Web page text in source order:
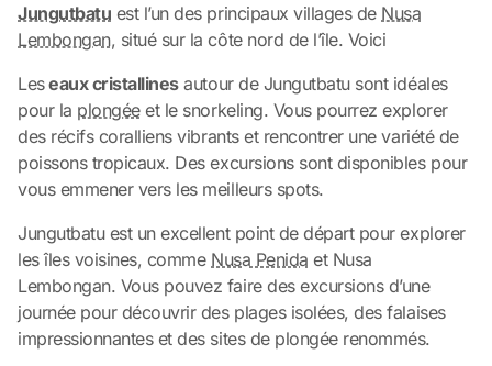
Jungutbatu est l’un des principaux villages de Nusa
Lembongan, situé sur la côte nord de l’île. Voici
Leseaux cristallinesautour de Jungutbatu sont idéales
pour la plongéeet le snorkeling. Vous pourrez explorer
des récifs coralliens vibrants et rencontrer une variété de
poissons tropicaux. Des excursions sont disponibles pour
vous emmener vers les meilleurs spots.
Jungutbatu est un excellent point de départ pour explorer
les îles voisines, comme Nusa Penida et Nusa
Lembongan. Vous pouvez faire des excursions d’une
journée pour découvrir des plages isolées, des falaises
impressionnantes et des sites de plongée renommés.